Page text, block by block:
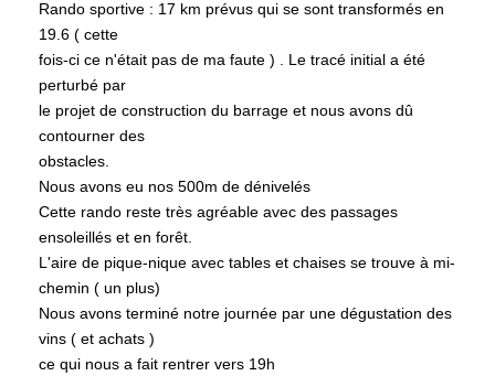
Rando sportive : 17 km prévus qui se sont transformés en
19.6 ( cette
fois-ci ce n'était pas de ma faute ) . Le tracé initial a été
perturbé par
le projet de construction du barrage et nous avons dû
contourner des
obstacles.
Nous avons eu nos 500m de dénivelés
Cette rando reste très agréable avec des passages
ensoleillés et en forêt.
L'aire de pique-nique avec tables et chaises se trouve à mi-
chemin ( un plus)
Nous avons terminé notre journée par une dégustation des
vins ( et achats )
ce qui nous a fait rentrer vers 19h